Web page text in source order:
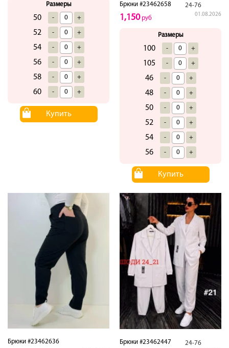
Размеры
50 - +
52 - +
54 - +
56 - +
58 - +
60 - +
Купить
Брюки #23462658 24-76
01.08.2026
1,150руб
Размеры
100 - +
105 - +
46 - +
48 - +
50 - +
52 - +
54 - +
56 - +
Купить
Брюки #23462636
Брюки #23462447 24-76